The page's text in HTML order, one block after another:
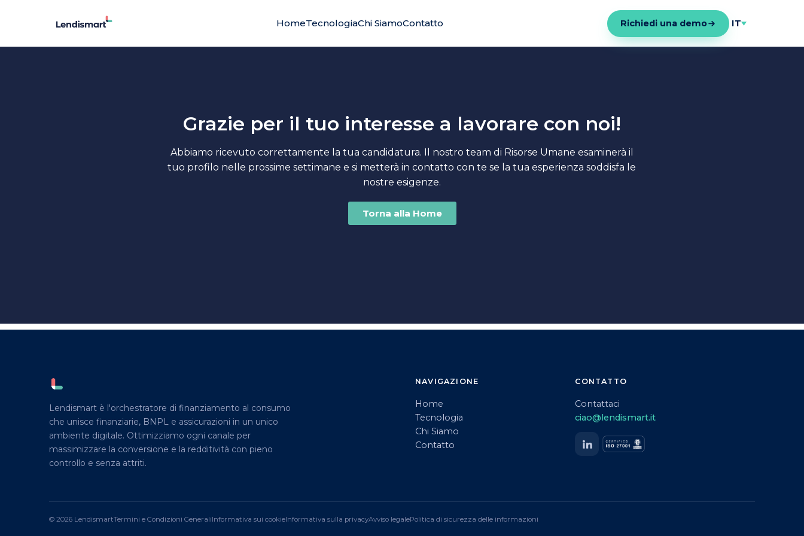
HomeTecnologiaChi SiamoContatto Richiedi una demo IT
Grazie per il tuo interesse a lavorare con noi!
Abbiamo ricevuto correttamente la tua candidatura. Il nostro team di Risorse Umane esaminerà il
tuo profilo nelle prossime settimane e si metterà in contatto con te se la tua esperienza soddisfa le
nostre esigenze.
Torna alla Home
Lendismart è l'orchestratore di finanziamento al consumo
che unisce finanziarie, BNPL e assicurazioni in un unico
ambiente digitale. Ottimizziamo ogni canale per
massimizzare la conversione e la redditività con pieno
controllo e senza attriti.
NAVIGAZIONE
Home
Tecnologia
Chi Siamo
Contatto
CONTATTO
Contattaci
ciao@lendismart.it
© 2026 LendismartTermini e Condizioni GeneraliInformativa sui cookieInformativa sulla privacyAvviso legalePolitica di sicurezza delle informazioni